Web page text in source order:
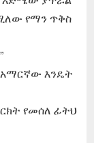
የማን ጥቅስ
አማርኛው እንዴት
የመሰለ ፊትህ